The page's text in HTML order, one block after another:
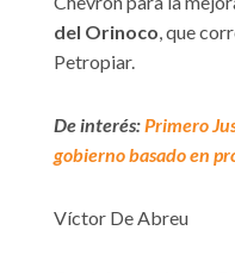
del Orinoco, que
Petropiar.
De interés:Primero
gobierno basado en
Víctor De Abreu